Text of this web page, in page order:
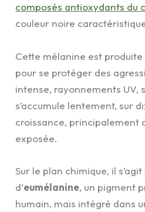
composés antioxydants du
couleur noire
Cette mélanine est
pour se protéger des
intense, rayonnements UV,
s’accumule lentement, sur
croissance, principalement
exposée.
Sur le plan chimique, il
d’eumélanine, un pigment
humain, mais intégré dans